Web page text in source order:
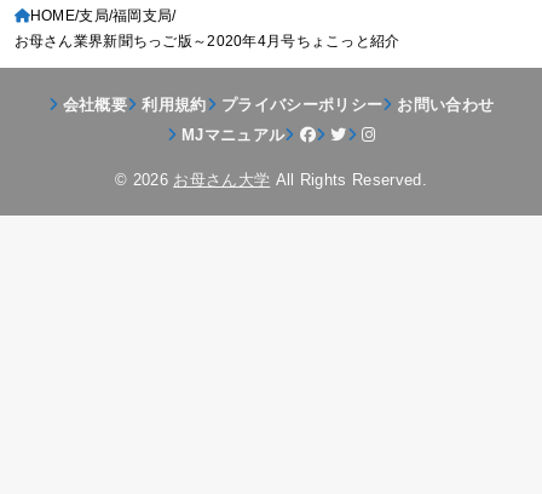
HOME 支局 福岡支局
お母さん業界新聞ちっご版～2020年4月号ちょこっと紹介
会社概要 利用規約 プライバシーポリシー
お問い合わせ
MJマニュアル
© 2026 お母さん大学 All Rights Reserved.